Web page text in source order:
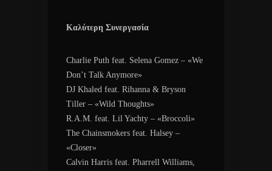
Καλύτερη Συνεργασία
Charlie Puth feat. Selena Gomez – «We
Don’t Talk Anymore»
DJ Khaled feat. Rihanna & Bryson
Tiller – «Wild Thoughts»
R.A.M. feat. Lil Yachty – «Broccoli»
The Chainsmokers feat. Halsey –
«Closer»
Calvin Harris feat. Pharrell Williams,